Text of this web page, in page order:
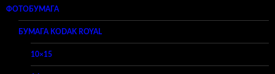
ФОТОБУМАГА
БУМАГА KODAK ROYAL
10×15